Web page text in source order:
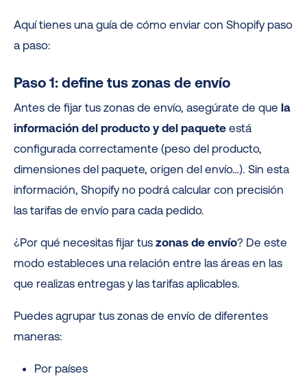
Aquí tienes una guía de cómo enviar con Shopify paso
a paso:
Paso 1: define tus zonas de envío
Antes de fijar tus zonas de envío, asegúrate de que la
información del producto y del paquete está
configurada correctamente (peso del producto,
dimensiones del paquete, origen del envío…). Sin esta
información, Shopify no podrá calcular con precisión
las tarifas de envío para cada pedido.
¿Por qué necesitas fijar tus zonas de envío? De este
modo estableces una relación entre las áreas en las
que realizas entregas y las tarifas aplicables.
Puedes agrupar tus zonas de envío de diferentes
maneras:
Por países